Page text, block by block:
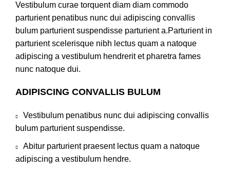
Vestibulum curae torquent diam diam commodo
parturient penatibus nunc dui adipiscing convallis
bulum parturient suspendisse parturient a.Parturient in
parturient scelerisque nibh lectus quam a natoque
adipiscing a vestibulum hendrerit et pharetra fames
nunc natoque dui.
ADIPISCING CONVALLIS BULUM
Vestibulum penatibus nunc dui adipiscing convallis
bulum parturient suspendisse.
Abitur parturient praesent lectus quam a natoque
adipiscing a vestibulum hendre.